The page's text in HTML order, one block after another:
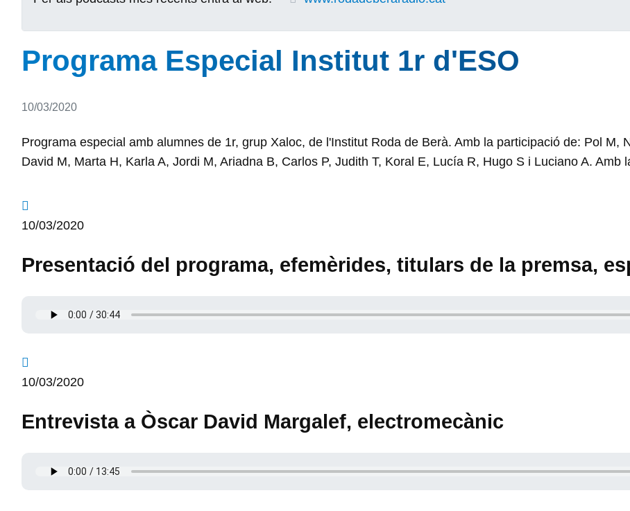
Programa Especial Institut 1r d'ESO
Detalls
10/03/2020
Programa especial amb alumnes de 1r, grup Xaloc, de l'Institut Roda de Berà. Amb la participació de: Pol M,
David M, Marta H, Karla A, Jordi M, Ariadna B, Carlos P, Judith T, Koral E, Lucía R, Hugo S i Luciano A. Amb
10/03/2020
Presentació del programa, efemèrides, titulars de la premsa,
10/03/2020
Entrevista a Òscar David Margalef, electromecànic